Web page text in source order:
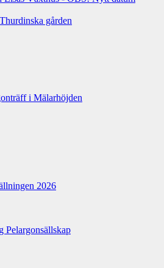
gården
i Mälarhöjden
2026
Pelargonsällskap